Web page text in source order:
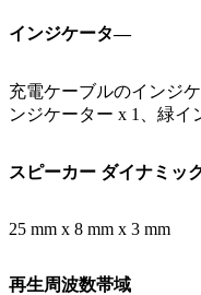
インジケータ―
充電ケーブルのインジ
ンジケーター x 1、緑イ
スピーカー ダイナミッ
25 mm x 8 mm x 3 mm
再生周波数帯域